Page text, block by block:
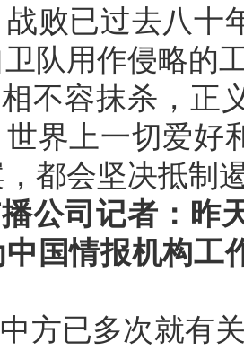
战败已过去八十
队用作侵略的
不容抹杀，正
界上一切爱好
都会坚决抵制
公司记者：昨
国情报机构工
方已多次就有